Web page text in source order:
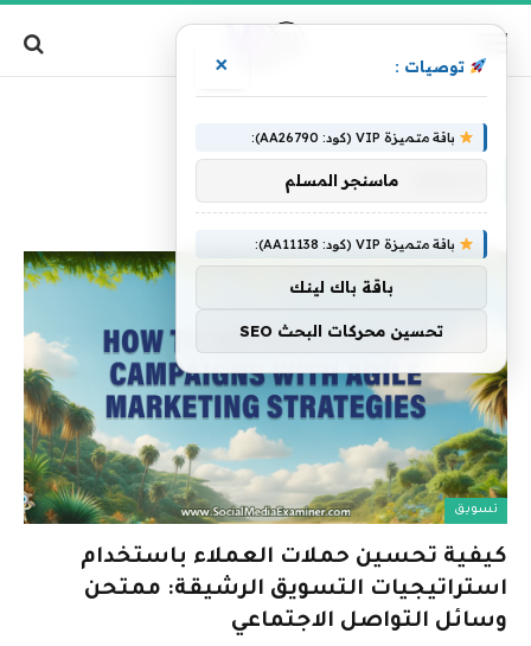
تسويق
كيفية تحسين حملات العملاء باستخدام
استراتيجيات التسويق الرشيقة: ممتحن
وسائل التواصل الاجتماعي
توصيات : ×
باقة متميزة VIP (كود: AA26790):
ماسنجر المسلم
باقة متميزة VIP (كود: AA11138):
باقة باك لينك
تحسين محركات البحث SEO